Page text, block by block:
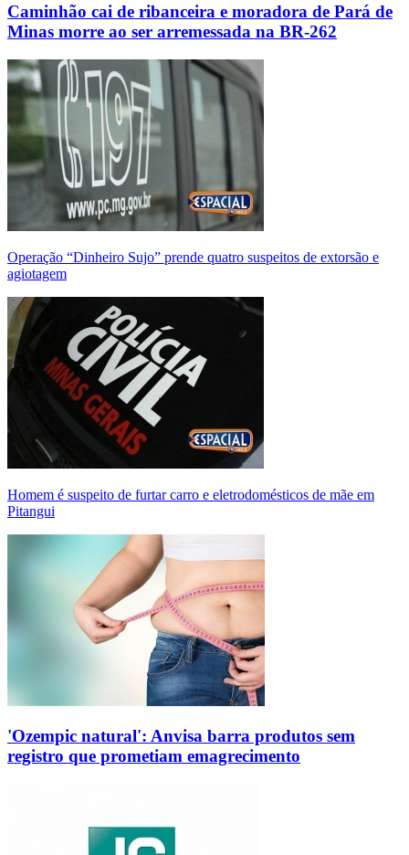
Caminhão cai de ribanceira e moradora de Pará de
Minas morre ao ser arremessada na BR-262
Operação “Dinheiro Sujo” prende quatro suspeitos de extorsão e
agiotagem
Homem é suspeito de furtar carro e eletrodomésticos de mãe em
Pitangui
'Ozempic natural': Anvisa barra produtos sem
registro que prometiam emagrecimento